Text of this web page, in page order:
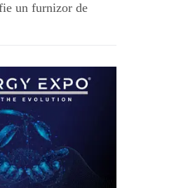
un furnizor de